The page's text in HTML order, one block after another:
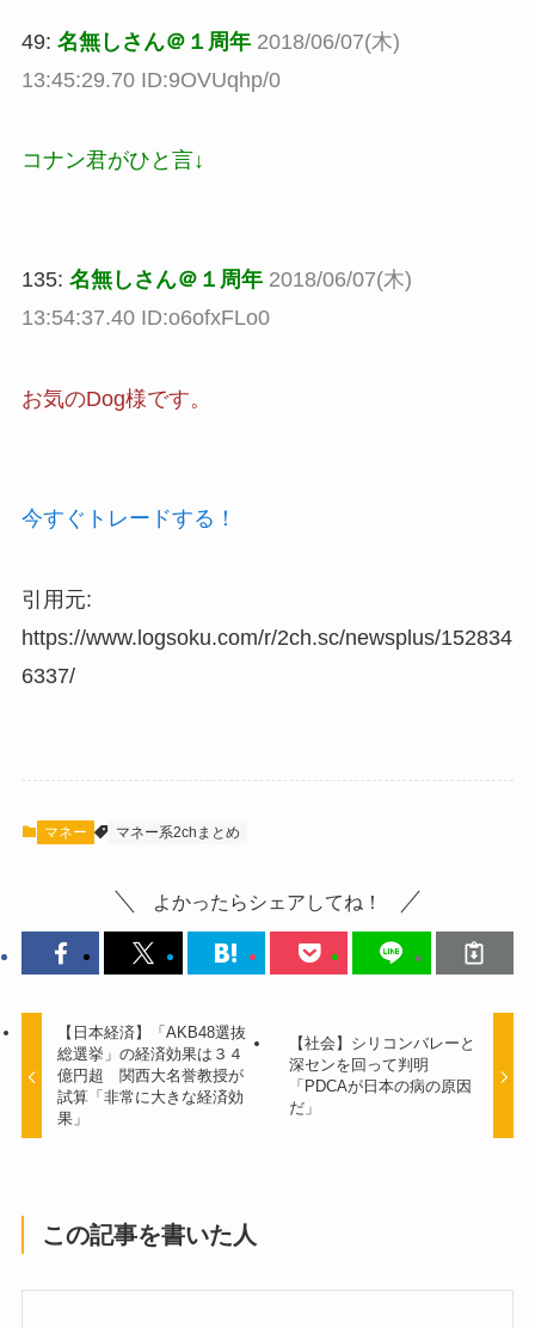
49: 名無しさん＠１周年 2018/06/07(木)
13:45:29.70 ID:9OVUqhp/0
コナン君がひと言↓
135: 名無しさん＠１周年 2018/06/07(木)
13:54:37.40 ID:o6ofxFLo0
お気のDog様です。
今すぐトレードする！
引用元:
https://www.logsoku.com/r/2ch.sc/newsplus/152834
6337/
マネー マネー系2chまとめ
よかったらシェアしてね！
【日本経済】「AKB48選抜
総選挙」の経済効果は３４
億円超 関西大名誉教授が
試算「非常に大きな経済効
果」
【社会】シリコンバレーと
深センを回って判明
「PDCAが日本の病の原因
だ」
この記事を書いた人